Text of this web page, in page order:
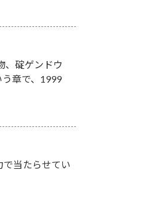
、碇ゲンドウ
章で、1999
当たらせてい